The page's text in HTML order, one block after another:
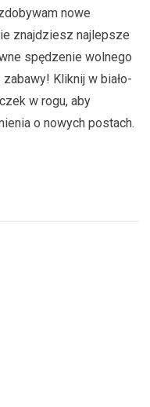
nowe
znajdziesz najlepsze
spędzenie wolnego
Kliknij w biało-
w rogu, aby
o nowych postach.